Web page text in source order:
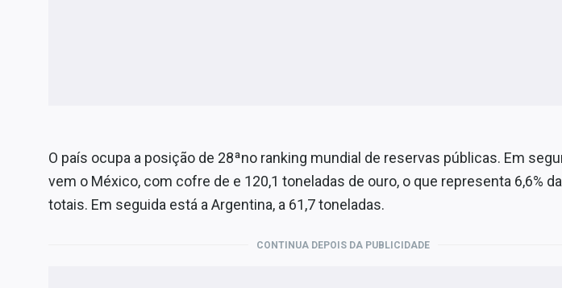
O país ocupa a posição de 28ªno ranking mundial de reservas públicas. Em
vem o México, com cofre de e 120,1 toneladas de ouro, o que representa 6,6%
totais. Em seguida está a Argentina, a 61,7 toneladas.
CONTINUA DEPOIS DA PUBLICIDADE